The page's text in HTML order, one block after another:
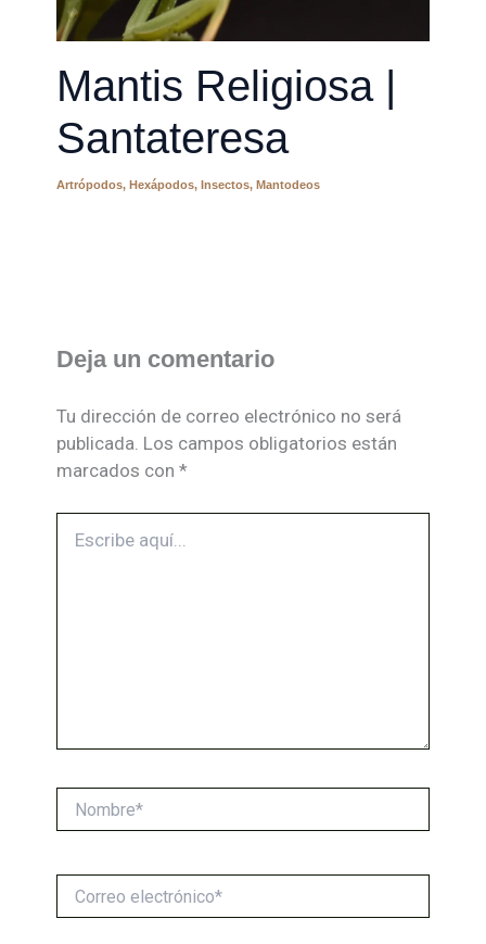
Mantis Religiosa |
Santateresa
Artrópodos, Hexápodos, Insectos, Mantodeos
Deja un comentario
Tu dirección de correo electrónico no será
publicada. Los campos obligatorios están
marcados con *
aquí...
electrónico*